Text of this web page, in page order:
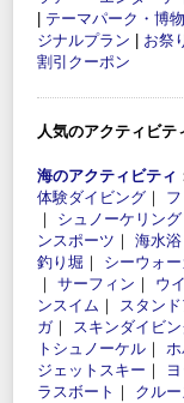
テーマパーク・博
ジナルプラン
お祭
割引クーポン
人気のアクティビテ
海のアクティビティ
体験ダイビング ｜
｜ シュノーケリング
ンスポーツ ｜ 海水浴
釣り堀 ｜ シーウォ
｜ サーフィン ｜ ウ
ンスイム ｜ スタンド
ガ｜ スキンダイビン
トシュノーケル ｜
ジェットスキー ｜
ラスボート ｜ クル